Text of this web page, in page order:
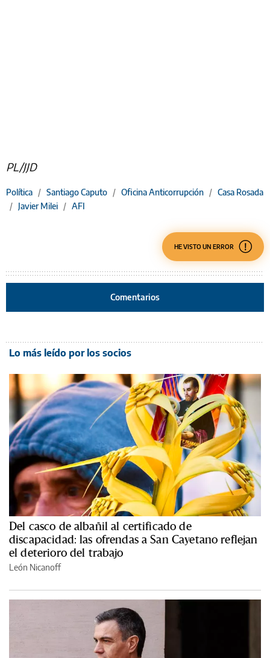
PL/JJD
Política / Santiago Caputo / Oficina Anticorrupción / Casa Rosada
/ Javier Milei / AFI
HE VISTO UN ERROR
Comentarios
Lo más leído por los socios
Del casco de albañil al certificado de
discapacidad: las ofrendas a San Cayetano reflejan
el deterioro del trabajo
León Nicanoff